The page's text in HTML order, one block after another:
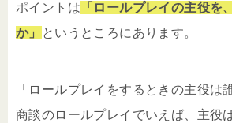
ポイントは 「ロールプレイの主役を
か」
というところにあります。
「ロールプレイをするときの主役は
商談のロールプレイでいえば、主役